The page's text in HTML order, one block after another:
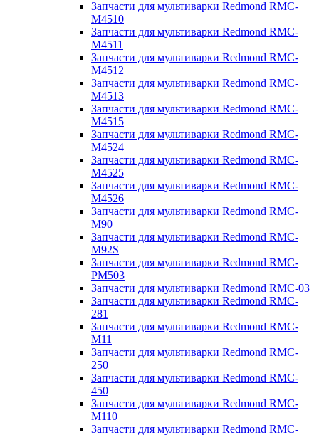
Запчасти для мультиварки Redmond RMC-
M4510
Запчасти для мультиварки Redmond RMC-
M4511
Запчасти для мультиварки Redmond RMC-
M4512
Запчасти для мультиварки Redmond RMC-
M4513
Запчасти для мультиварки Redmond RMC-
M4515
Запчасти для мультиварки Redmond RMC-
M4524
Запчасти для мультиварки Redmond RMC-
M4525
Запчасти для мультиварки Redmond RMC-
M4526
Запчасти для мультиварки Redmond RMC-
M90
Запчасти для мультиварки Redmond RMC-
M92S
Запчасти для мультиварки Redmond RMC-
PM503
Запчасти для мультиварки Redmond RMC-03
Запчасти для мультиварки Redmond RMC-
281
Запчасти для мультиварки Redmond RMC-
M11
Запчасти для мультиварки Redmond RMC-
250
Запчасти для мультиварки Redmond RMC-
450
Запчасти для мультиварки Redmond RMC-
M110
Запчасти для мультиварки Redmond RMC-